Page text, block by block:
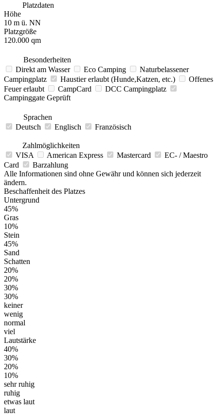
Platzdaten
Höhe
10 m ü. NN
Platzgröße
120.000 qm
Besonderheiten
Direkt am Wasser
Eco Camping
Naturbelassener
Campingplatz
Haustier erlaubt (Hunde,Katzen, etc.)
Offenes
Feuer erlaubt
CampCard
DCC Campingplatz
Campinggate Geprüft
Sprachen
Deutsch
Englisch Französisch
Zahlmöglichkeiten
VISA
American Express Mastercard
EC- / Maestro
Card
Barzahlung
Alle Informationen sind ohne Gewähr und können sich jederzeit
ändern.
Beschaffenheit des Platzes
Untergrund
45%
Gras
10%
Stein
45%
Sand
Schatten
20%
20%
30%
30%
keiner
wenig
normal
viel
Lautstärke
40%
30%
20%
10%
sehr ruhig
ruhig
etwas laut
laut